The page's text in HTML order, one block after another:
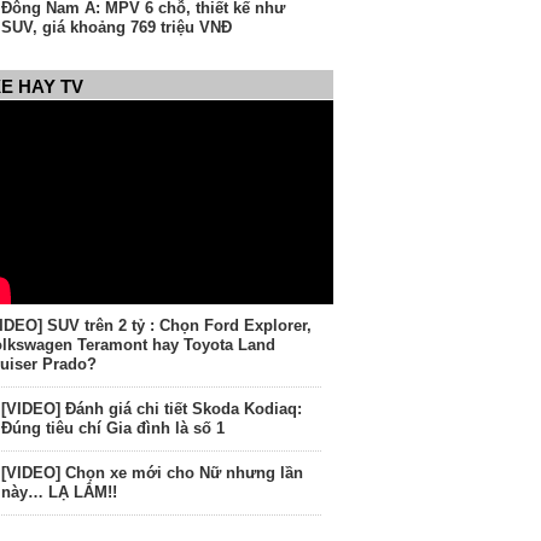
Đông Nam Á: MPV 6 chỗ, thiết kế như
SUV, giá khoảng 769 triệu VNĐ
HAY TV
SUV trên 2 tỷ : Chọn Ford Explorer,
Teramont hay Toyota Land
Prado?
[VIDEO] Đánh giá chi tiết Skoda Kodiaq:
Đúng tiêu chí Gia đình là số 1
[VIDEO] Chọn xe mới cho Nữ nhưng lần
này… LẠ LẮM!!